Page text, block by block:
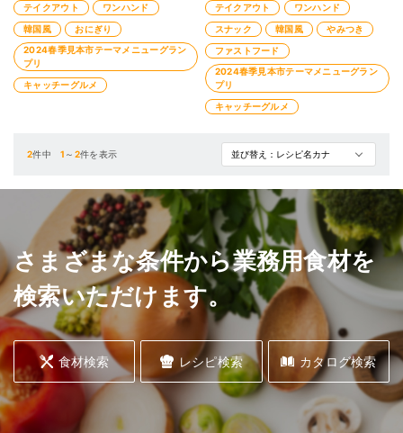
テイクアウト
ワンハンド
韓国風
おにぎり
2024春季見本市テーマメニューグラン
プリ
キャッチーグルメ
ニョムチキンの超簡単激ヤバメニュ
ー
テイクアウト
ワンハンド
スナック
韓国風
やみつき
ファストフード
2024春季見本市テーマメニューグラン
プリ
キャッチーグルメ
2件中1 ～ 2件を表示
さまざまな条件から業務用食材を
検索いただけます。
食材検索 レシピ検索 カタログ検索